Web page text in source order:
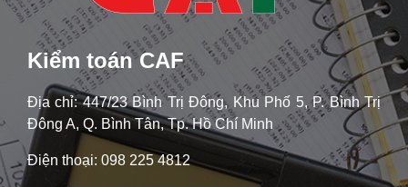
Kiểm toán CAF
Địa chỉ: 447/23 Bình Trị Đông, Khu Phố 5, P. Bình Trị
Đông A, Q. Bình Tân, Tp. Hồ Chí Minh
Điện thoại: 098 225 4812